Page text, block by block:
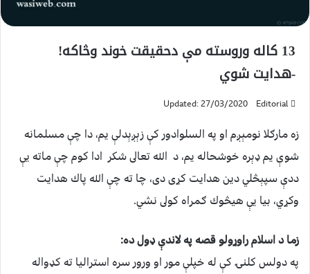
13 كاله وروسته مې دحقيقت خوند وڅاكه!
-هدایت شوي
Editorial
Updated: 27/03/2020
زه مارګلا نومېږم او په السلوادور كې زېږېدلې يم، دا چې مسلمانه
شوې يم ډېره خوشحاله يم، د الله تعالى شكر ادا كوم چې ماته يې
ددې سپېڅلي دين هدايت كړى دى، چا ته چې الله پاك هدايت
وكړي، بيا يې هيڅوك ګمراه كولى نشي.
زما د اسلام راوړولو قصه په لاندې ډول ده:
په دولس كلنۍ كې له خپلې مور او ورور سره استراليا ته كډواله